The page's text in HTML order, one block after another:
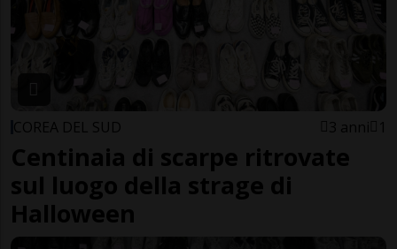
COREA DEL SUD 3 anni 1
Centinaia di scarpe ritrovate
sul luogo della strage di
Halloween